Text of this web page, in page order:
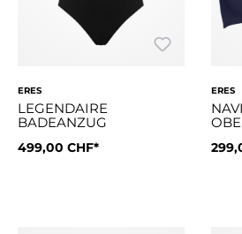
ERES
LEGENDAIRE
BADEANZUG
Grösse:42
499,00 CHF*
ERES